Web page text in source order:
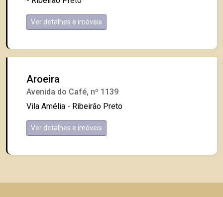
Ver detalhes e imóveis
Aroeira
Avenida do Café, nº 1139
Vila Amélia - Ribeirão Preto
Ver detalhes e imóveis